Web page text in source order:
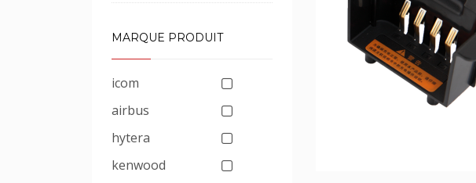
MARQUE PRODUIT
icom
airbus
hytera
kenwood